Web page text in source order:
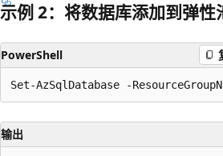
示例 2：将数据库添加到弹性
PowerShell
输出